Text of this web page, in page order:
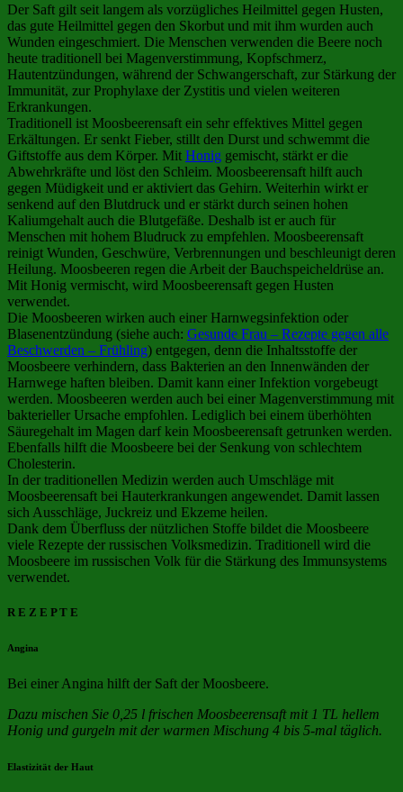
Der Saft gilt seit langem als vorzügliches Heilmittel gegen Husten,
das gute Heilmittel gegen den Skorbut und mit ihm wurden auch
Wunden eingeschmiert. Die Menschen verwenden die Beere noch
heute traditionell bei Magenverstimmung, Kopfschmerz,
Hautentzündungen, während der Schwangerschaft, zur Stärkung der
Immunität, zur Prophylaxe der Zystitis und vielen weiteren
Erkrankungen.
Traditionell ist Moosbeerensaft ein sehr effektives Mittel gegen
Erkältungen. Er senkt Fieber, stillt den Durst und schwemmt die
Giftstoffe aus dem Körper. Mit Honig gemischt, stärkt er die
Abwehrkräfte und löst den Schleim. Moosbeerensaft hilft auch
gegen Müdigkeit und er aktiviert das Gehirn. Weiterhin wirkt er
senkend auf den Blutdruck und er stärkt durch seinen hohen
Kaliumgehalt auch die Blutgefäße. Deshalb ist er auch für
Menschen mit hohem Bludruck zu empfehlen. Moosbeerensaft
reinigt Wunden, Geschwüre, Verbrennungen und beschleunigt deren
Heilung. Moosbeeren regen die Arbeit der Bauchspeicheldrüse an.
Mit Honig vermischt, wird Moosbeerensaft gegen Husten
verwendet.
Die Moosbeeren wirken auch einer Harnwegsinfektion oder
Blasenentzündung (siehe auch: Gesunde Frau – Rezepte gegen alle
Beschwerden – Frühling) entgegen, denn die Inhaltsstoffe der
Moosbeere verhindern, dass Bakterien an den Innenwänden der
Harnwege haften bleiben. Damit kann einer Infektion vorgebeugt
werden. Moosbeeren werden auch bei einer Magenverstimmung mit
bakterieller Ursache empfohlen. Lediglich bei einem überhöhten
Säuregehalt im Magen darf kein Moosbeerensaft getrunken werden.
Ebenfalls hilft die Moosbeere bei der Senkung von schlechtem
Cholesterin.
In der traditionellen Medizin werden auch Umschläge mit
Moosbeerensaft bei Hauterkrankungen angewendet. Damit lassen
sich Ausschläge, Juckreiz und Ekzeme heilen.
Dank dem Überfluss der nützlichen Stoffe bildet die Moosbeere
viele Rezepte der russischen Volksmedizin. Traditionell wird die
Moosbeere im russischen Volk für die Stärkung des Immunsystems
verwendet.
R E Z E P T E
Angina
Bei einer Angina hilft der Saft der Moosbeere.
Dazu mischen Sie 0,25 l frischen Moosbeerensaft mit 1 TL hellem
Honig und gurgeln mit der warmen Mischung 4 bis 5-mal täglich.
Elastizität der Haut